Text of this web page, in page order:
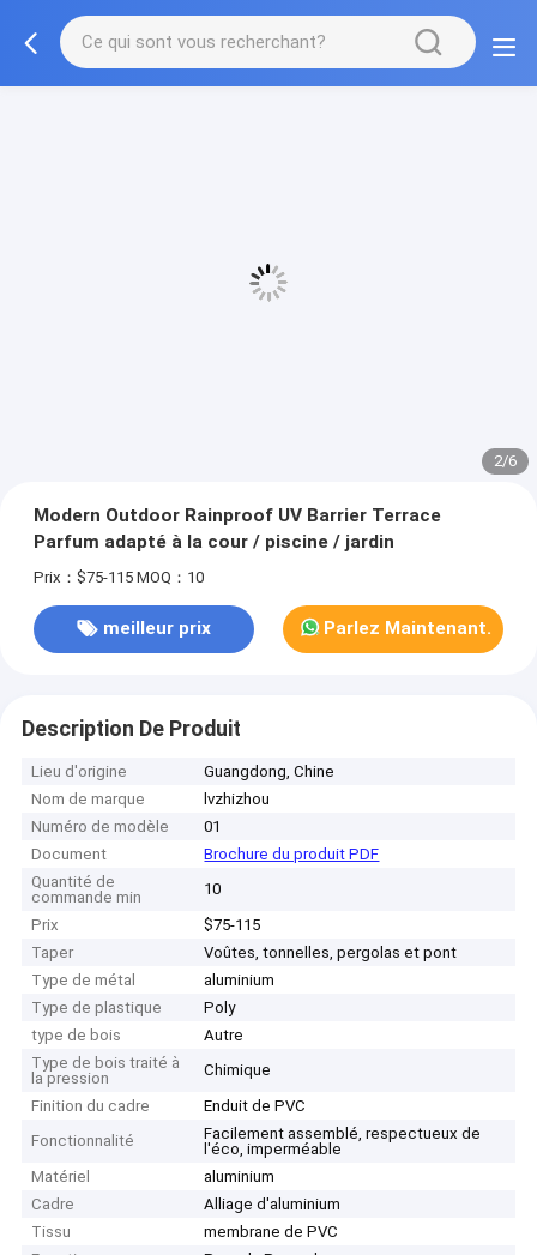
2/6
Modern Outdoor Rainproof UV Barrier Terrace
Parfum adapté à la cour / piscine / jardin
Prix：$75-115 MOQ：10
meilleur prix Parlez Maintenant.
Description De Produit
Lieu d'origine
Guangdong, Chine
Nom de marque
lvzhizhou
Numéro de modèle
01
Document
Brochure du produit PDF
Quantité de
commande min
10
Prix
$75-115
Taper
Voûtes, tonnelles, pergolas et pont
Type de métal
aluminium
Type de plastique
Poly
type de bois
Autre
Type de bois traité à
la pression
Chimique
Finition du cadre
Enduit de PVC
Fonctionnalité
Facilement assemblé, respectueux de
l'éco, imperméable
Matériel
aluminium
Cadre
Alliage d'aluminium
Tissu
membrane de PVC